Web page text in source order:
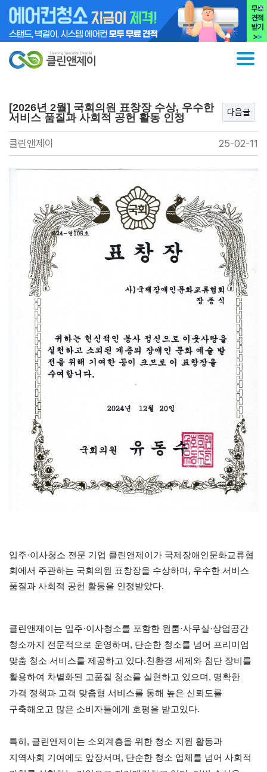
[2026년 2월] 국회의원 표창장 수상, 우수한
서비스 품질과 사회적 공헌 활동 인정
다음글
클린앤제이 25-02-11
입주·이사청소 전문 기업 클린앤제이가 국제장애인문화교류협
회에서 주관하는 국회의원 표창장을 수상하며, 우수한 서비스
품질과 사회적 공헌 활동을 인정받았다.
클린앤제이는 입주·이사청소를 포함한 원룸·사무실·상업공간
청소까지 전문적으로 운영하며, 단순한 청소를 넘어 프리미엄
맞춤 청소 서비스를 제공하고 있다.친환경 세제와 첨단 장비를
활용하여 차별화된 고품질 청소를 실현하고 있으며, 명확한
가격 정책과 고객 맞춤형 서비스를 통해 높은 신뢰도를
구축해오고 많은 소비자들에게 호평을 받고있다.
특히, 클린앤제이는 소외계층을 위한 청소 지원 활동과
지역사회 기여에도 앞장서며, 단순한 청소 업체를 넘어 사회적